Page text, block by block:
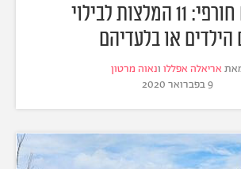
סופ"ש חורפי: 11 המלצות לבילוי
הילדים או בלעדיהם
אריאלה אפללו ונאוה מרטון
9 בפברואר 2020